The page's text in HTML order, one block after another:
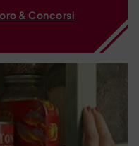
& Concorsi